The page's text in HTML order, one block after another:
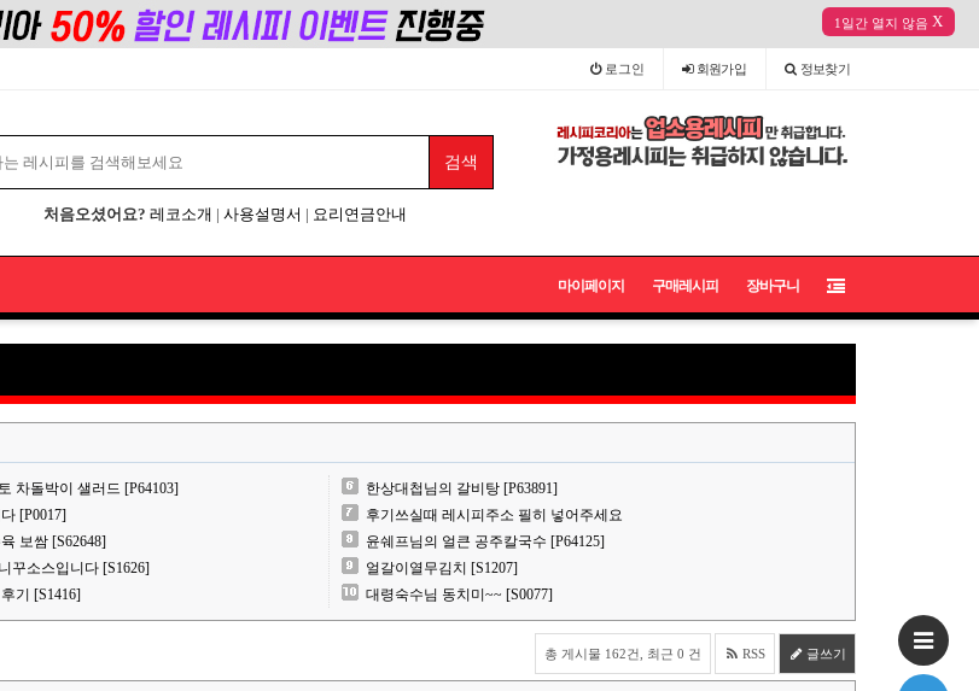
1일간 열지 않음 X
로그인 회원가입 정보찾기
처음오셨어요? 레코소개 | 사용설명서 | 요리연금안내
마이페이지 구매레시피 장바구니
차돌박이 샐러드 [P64103]
[P0017]
보쌈 [S62648]
꾸소스입니다 [S1626]
기 [S1416]
한상대첩님의 갈비탕 [P63891]
후기쓰실때 레시피주소 필히 넣어주세요
윤쉐프님의 얼큰 공주칼국수 [P64125]
얼갈이열무김치 [S1207]
대령숙수님 동치미~~ [S0077]
총 게시물 162건, 최근 0 건 RSS 글쓰기